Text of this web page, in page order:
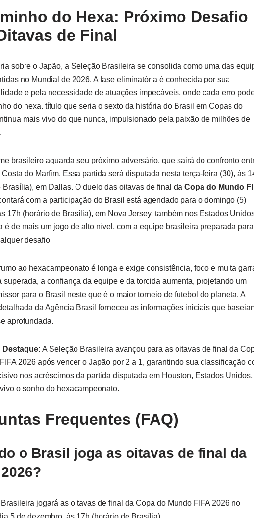
do Hexa: Próximo Desafio
de Final
sobre o Japão, a Seleção Brasileira se consolida como uma das
no Mundial de 2026. A fase eliminatória é conhecida por sua
e pela necessidade de atuações impecáveis, onde cada erro
do hexa, título que seria o sexto da história do Brasil em Copas do
mais vivo do que nunca, impulsionado pela paixão de milhões de
brasileiro aguarda seu próximo adversário, que sairá do confronto
Costa do Marfim. Essa partida será disputada nesta terça-feira (30), às
Brasília), em Dallas. O duelo das oitavas de final da Copa do Mundo
com a participação do Brasil está agendado para o domingo (5)
17h (horário de Brasília), em Nova Jersey, também nos Estados
é de mais um jogo de alto nível, com a equipe brasileira preparada para
desafio.
ao hexacampeonato é longa e exige consistência, foco e muita
superada, a confiança da equipe e da torcida aumenta, projetando um
para o Brasil neste que é o maior torneio de futebol do planeta. A
da Agência Brasil forneceu as informações iniciais que
aprofundada.
Destaque: A Seleção Brasileira avançou para as oitavas de final da
2026 após vencer o Japão por 2 a 1, garantindo sua classificação
nos acréscimos da partida disputada em Houston, Estados Unidos,
o sonho do hexacampeonato.
Frequentes (FAQ)
o Brasil joga as oitavas de final da
jogará as oitavas de final da Copa do Mundo FIFA 2026 no
5 de dezembro, às 17h (horário de Brasília).